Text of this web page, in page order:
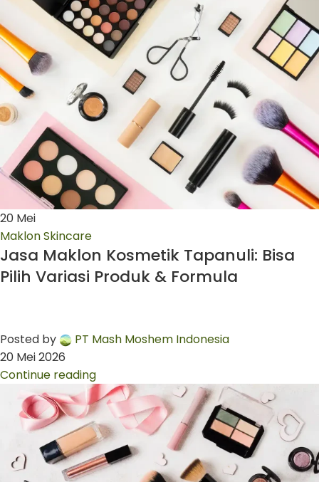
20 Mei
Maklon Skincare
Jasa Maklon Kosmetik Tapanuli: Bisa
Pilih Variasi Produk & Formula
Posted by
PT Mash Moshem Indonesia
20 Mei 2026
Continue reading